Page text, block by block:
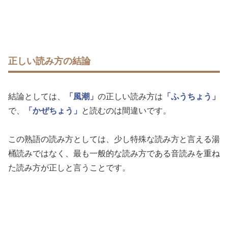
正しい読み方の結論
結論としては、 「風潮」 の正しい読み方は 「ふうちょう」
で、
「かぜちょう」 と読むのは間違いです。
この熟語の読み方としては、少し特殊な読み方と言える湯
桶読みではなく、最も一般的な読み方である音読みを重ね
た読み方が正しと言うことです。